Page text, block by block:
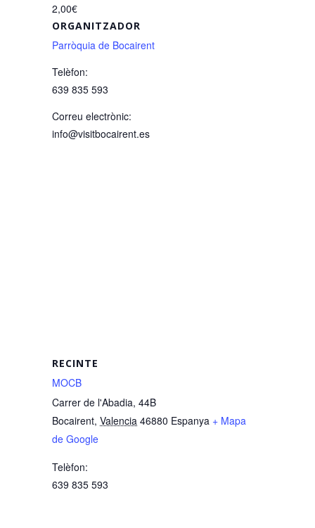
2,00€
ORGANITZADOR
Parròquia de Bocairent
Telèfon:
639 835 593
Correu electrònic:
info@visitbocairent.es
RECINTE
MOCB
Carrer de l'Abadia, 44B
Bocairent, Valencia 46880 Espanya + Mapa
de Google
Telèfon:
639 835 593